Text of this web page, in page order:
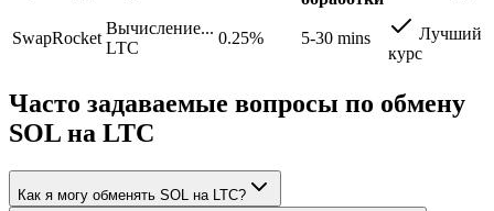
SwapRocket
Вычисление...
LTC
0.25% 5-30 mins
Лучший
курс
Часто задаваемые вопросы по обмену
SOL на LTC
Как я могу обменять SOL на LTC?